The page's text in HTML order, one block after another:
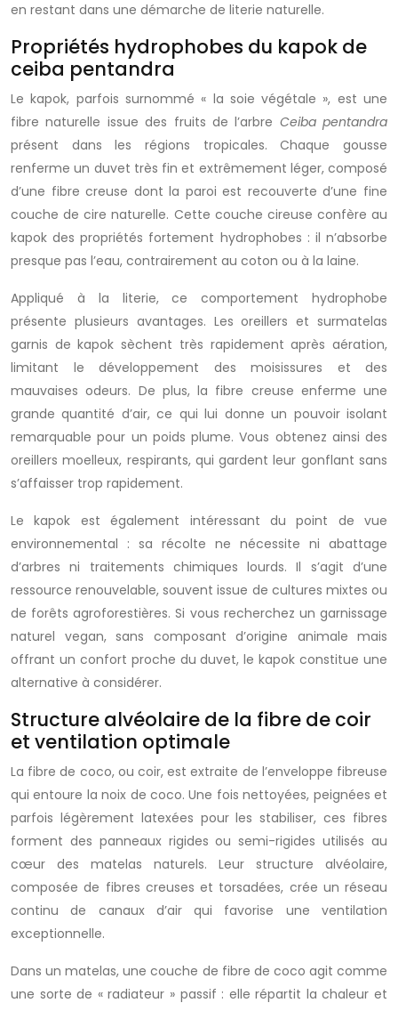
en restant dans une démarche de literie naturelle.
Propriétés hydrophobes du kapok de
ceiba pentandra
Le kapok, parfois surnommé « la soie végétale », est une
fibre naturelle issue des fruits de l’arbre Ceiba pentandra
présent dans les régions tropicales. Chaque gousse
renferme un duvet très fin et extrêmement léger, composé
d’une fibre creuse dont la paroi est recouverte d’une fine
couche de cire naturelle. Cette couche cireuse confère au
kapok des propriétés fortement hydrophobes : il n’absorbe
presque pas l’eau, contrairement au coton ou à la laine.
Appliqué à la literie, ce comportement hydrophobe
présente plusieurs avantages. Les oreillers et surmatelas
garnis de kapok sèchent très rapidement après aération,
limitant le développement des moisissures et des
mauvaises odeurs. De plus, la fibre creuse enferme une
grande quantité d’air, ce qui lui donne un pouvoir isolant
remarquable pour un poids plume. Vous obtenez ainsi des
oreillers moelleux, respirants, qui gardent leur gonflant sans
s’affaisser trop rapidement.
Le kapok est également intéressant du point de vue
environnemental : sa récolte ne nécessite ni abattage
d’arbres ni traitements chimiques lourds. Il s’agit d’une
ressource renouvelable, souvent issue de cultures mixtes ou
de forêts agroforestières. Si vous recherchez un garnissage
naturel vegan, sans composant d’origine animale mais
offrant un confort proche du duvet, le kapok constitue une
alternative à considérer.
Structure alvéolaire de la fibre de coir
et ventilation optimale
La fibre de coco, ou coir, est extraite de l’enveloppe fibreuse
qui entoure la noix de coco. Une fois nettoyées, peignées et
parfois légèrement latexées pour les stabiliser, ces fibres
forment des panneaux rigides ou semi-rigides utilisés au
cœur des matelas naturels. Leur structure alvéolaire,
composée de fibres creuses et torsadées, crée un réseau
continu de canaux d’air qui favorise une ventilation
exceptionnelle.
Dans un matelas, une couche de fibre de coco agit comme
une sorte de « radiateur » passif : elle répartit la chaleur et